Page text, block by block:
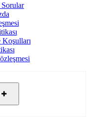
Sorular
Koşulları